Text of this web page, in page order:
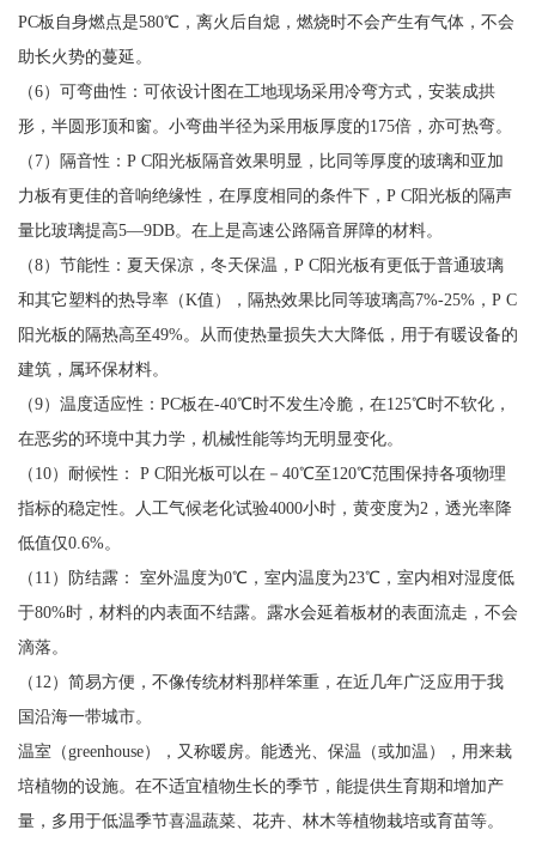
PC板自身燃点是580℃，离火后自熄，燃烧时不会产生有气体，不会
助长火势的蔓延。
（6）可弯曲性：可依设计图在工地现场采用冷弯方式，安装成拱
形，半圆形顶和窗。小弯曲半径为采用板厚度的175倍，亦可热弯。
（7）隔音性：P C阳光板隔音效果明显，比同等厚度的玻璃和亚加
力板有更佳的音响绝缘性，在厚度相同的条件下，P C阳光板的隔声
量比玻璃提高5—9DB。在上是高速公路隔音屏障的材料。
（8）节能性：夏天保凉，冬天保温，P C阳光板有更低于普通玻璃
和其它塑料的热导率（K值），隔热效果比同等玻璃高7%-25%，P C
阳光板的隔热高至49%。从而使热量损失大大降低，用于有暖设备的
建筑，属环保材料。
（9）温度适应性：PC板在-40℃时不发生冷脆，在125℃时不软化，
在恶劣的环境中其力学，机械性能等均无明显变化。
（10）耐候性： P C阳光板可以在－40℃至120℃范围保持各项物理
指标的稳定性。人工气候老化试验4000小时，黄变度为2，透光率降
低值仅0.6%。
（11）防结露： 室外温度为0℃，室内温度为23℃，室内相对湿度低
于80%时，材料的内表面不结露。露水会延着板材的表面流走，不会
滴落。
（12）简易方便，不像传统材料那样笨重，在近几年广泛应用于我
国沿海一带城市。
温室（greenhouse），又称暖房。能透光、保温（或加温），用来栽
培植物的设施。在不适宜植物生长的季节，能提供生育期和增加产
量，多用于低温季节喜温蔬菜、花卉、林木等植物栽培或育苗等。